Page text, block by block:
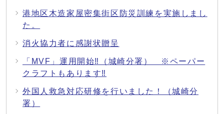
港地区木造家屋密集街区防災訓練を実施しまし
た。
消火協力者に感謝状贈呈
「MVF」運用開始‼（城崎分署） ※ペーパー
クラフトもあります‼
外国人救急対応研修を行いました！（城崎分
署）